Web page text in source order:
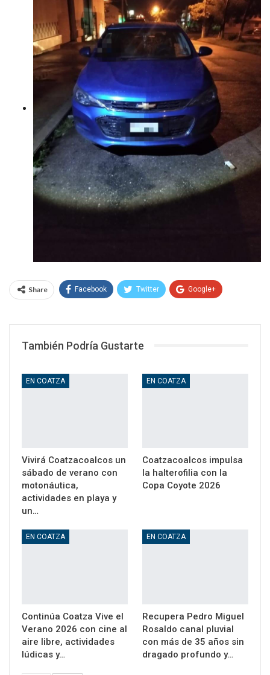
Share Facebook Twitter Google+
También Podría Gustarte
EN COATZA
Vivirá Coatzacoalcos un
sábado de verano con
motonáutica,
actividades en playa y
un…
EN COATZA
Coatzacoalcos impulsa
la halterofilia con la
Copa Coyote 2026
EN COATZA
Continúa Coatza Vive el
Verano 2026 con cine al
aire libre, actividades
lúdicas y…
EN COATZA
Recupera Pedro Miguel
Rosaldo canal pluvial
con más de 35 años sin
dragado profundo y…